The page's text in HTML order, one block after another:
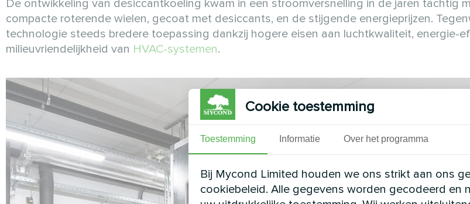
De ontwikkeling van desiccantkoeling kwam in een stroomversnelling in de jaren tachtig
compacte roterende wielen, gecoat met desiccants, en de stijgende energieprijzen.
technologie steeds bredere toepassing dankzij hogere eisen aan luchtkwaliteit, energie-
milieuvriendelijkheid van HVAC-systemen.
Cookie toestemming
Toestemming Informatie Over het programma
Bij Mycond Limited houden we ons strikt aan ons
cookiebeleid. Alle gegevens worden gecodeerd en